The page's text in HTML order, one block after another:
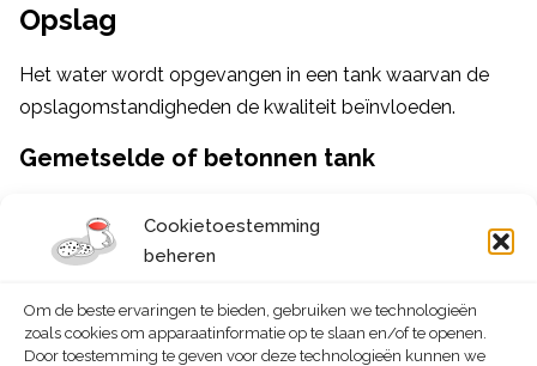
Cookietoestemming
beheren
Om de beste ervaringen te bieden, gebruiken we technologieën
zoals cookies om apparaatinformatie op te slaan en/of te openen.
Door toestemming te geven voor deze technologieën kunnen we
Opslag
Het water wordt opgevangen in een tank waarvan de
opslagomstandigheden de kwaliteit beïnvloeden.
Gemetselde of betonnen tank
Door zijn gewicht is hij goed bestand tegen de druk
Zijn kostprijs is lager dan die van kunststoftanks.